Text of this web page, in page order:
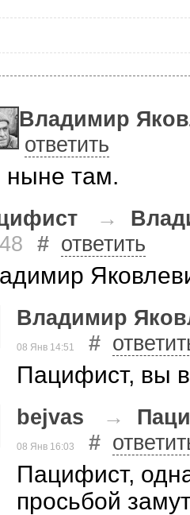
Владимир
ответить
ныне там.
→
# ответить
Владимир
08 Янв 14:51 #
Пацифист, вы
bejvas →
08 Янв 16:03 #
Пацифист,
просьбой